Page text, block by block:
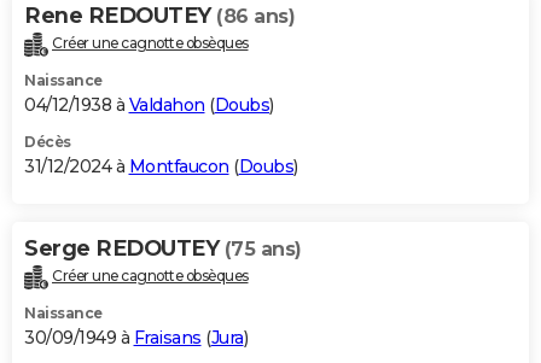
Rene REDOUTEY (86 ans)
Créer une cagnotte obsèques
Naissance
04/12/1938 à Valdahon (Doubs)
Décès
31/12/2024 à Montfaucon (Doubs)
Serge REDOUTEY (75 ans)
Créer une cagnotte obsèques
Naissance
30/09/1949 à Fraisans (Jura)